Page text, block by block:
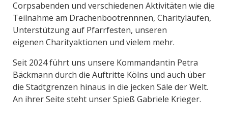
Corpsabenden und verschiedenen Aktivitäten wie die
Teilnahme am Drachenbootrennnen, Charityläufen,
Unterstützung auf Pfarrfesten, unseren
eigenen Charityaktionen und vielem mehr.
Seit 2024 führt uns unsere Kommandantin Petra
Bäckmann durch die Auftritte Kölns und auch über
die Stadtgrenzen hinaus in die jecken Säle der Welt.
An ihrer Seite steht unser Spieß Gabriele Krieger.